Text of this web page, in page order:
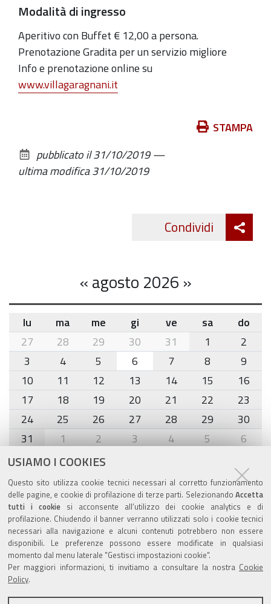
USIAMO I COOKIES
Questo sito utilizza cookie tecnici necessari al corretto funzionamento
delle pagine, e cookie di profilazione di terze parti. Selezionando Accetta
tutti i cookiesi acconsente all’utilizzo dei cookie analytics e di
profilazione. Chiudendo il banner verranno utilizzati solo i cookie tecnici
necessari alla navigazione e alcuni contenuti potrebbero non essere
disponibili. Le preferenze possono essere modificate in qualsiasi
momento dal menu laterale "Gestisci impostazioni cookie".
Per maggiori informazioni, ti invitiamo a consultare la nostra Cookie
Policy.
18
dalle
ore
19,00
alle
gusto
di
Modalità di ingresso
Aperitivo con Buffet € 12,00 a persona.
Prenotazione Gradita per un servizio migliore
Info e prenotazione online su
www.villagaragnani.it
documento
STAMPA
pubblicato il31/10/2019—
ultima modifica31/10/2019
Condividi
«agosto 2026 »
month-
8
lu ma me gi ve sa
do
27
28 29 30 31 1
2
3
4 5 6 7 8
9
10
11 12 13 14 15
16
17
18 19 20 21 22
23
24
25 26 27 28 29
30
31
1 2 3 4 5 6
Agenda eventi
torna alla sezione
Valuta questo sito